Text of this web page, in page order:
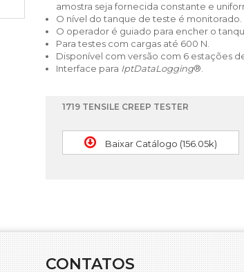
amostra seja fornecida constante e
O nível do tanque de teste é monitorado.
O operador é guiado para encher o
Para testes com cargas até 600 N.
Disponível com versão com 6 estações
Interface para IptDataLogging®.
1719 TENSILE CREEP TESTER
Baixar Catálogo (156.05k)
CONTATOS